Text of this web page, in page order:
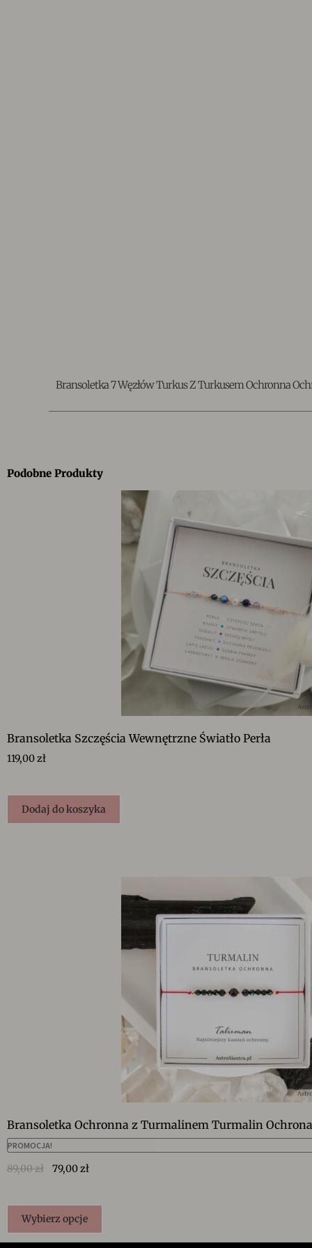
Bransoletka 7 Węzłów Turkus Z Turkusem Ochronna
Podobne Produkty
Bransoletka Szczęścia Wewnętrzne Światło Perła
119,00zł
Dodaj do koszyka
Bransoletka Ochronna z Turmalinem Turmalin
PROMOCJA!
89,00zł 79,00zł
Wybierz opcje